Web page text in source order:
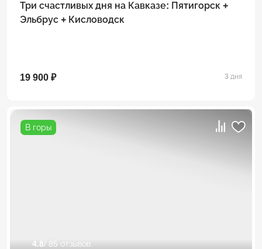
Три счастливых дня на Кавказе: Пятигорск +
Эльбрус + Кисловодск
19 900 ₽ 3 дня
В горы
4.8/ 85 отзывов